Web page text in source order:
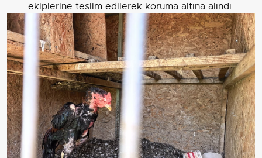
ekiplerine teslim edilerek koruma altına alındı.